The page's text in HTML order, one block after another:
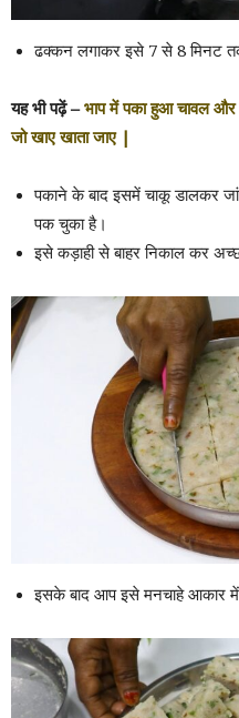
ढक्कन लगाकर इसे 7 से 8 मिनट
यह भी पढ़ें – भाप में पका हुआ चावल और
जो खाए खाता जाए |
पकाने के बाद इसमें चाकू डालकर
पक चुका है।
इसे कड़ाही से बाहर निकाल कर
इसके बाद आप इसे मनचाहे आकार में